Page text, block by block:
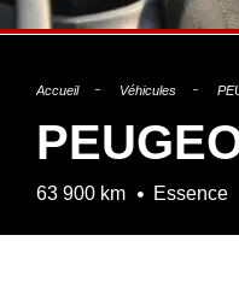
Accueil Véhicules
63 900 km Essence